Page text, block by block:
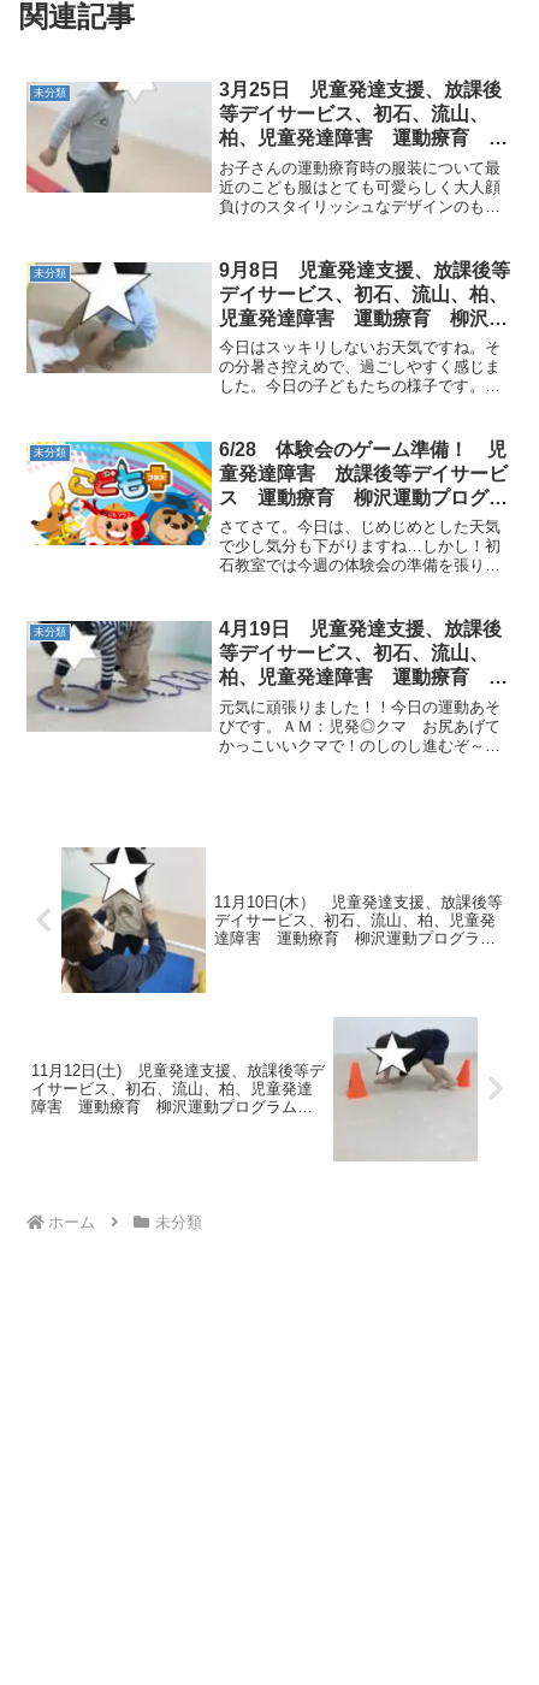
関連記事
未分類
3月25日 児童発達支援、放課後
等デイサービス、初石、流山、
柏、児童発達障害 運動療育 柳
沢運動プログラム こども発達気
になる 発達障害 放デ
お子さんの運動療育時の服装について最
近のこども服はとても可愛らしく大人顔
負けのスタイリッシュなデザインのもの
出掛けの際に着用するのは良いとおもい
ますが運動療育を行う際は...
未分類
9月8日 児童発達支援、放課後等
デイサービス、初石、流山、柏、
児童発達障害 運動療育 柳沢運
動プログラム こども発達気にな
る 発達障害 放デイ 自閉症
ADHD アスペルガー症候群
今日はスッキリしないお天気ですね。そ
の分暑さ控えめで、過ごしやすく感じま
した。今日の子どもたちの様子です。
上げて上手に進みました。平均台では赤
色のカップを上手に避けて...
未分類
6/28 体験会のゲーム準備！ 児
童発達障害 放課後等デイサービ
ス 運動療育 柳沢運動プログラ
ム こどもプラス（児童発達支
援 放課後等デイサービス 発
達気になる 発達障害 放デイ
スペルガー症候群）発達障害 流
山市 柏市
さてさて。今日は、じめじめとした天気
で少し気分も下がりますね…しかし！初
石教室では今週の体験会の準備を張り切
しんでもらえたら嬉しいです♡♡もちろ
ん！！！景品も用意してあ...
未分類
4月19日 児童発達支援、放課後
等デイサービス、初石、流山、
柏、児童発達障害 運動療育 柳
沢運動プログラム こども発達気
になる 発達障害 放デ
元気に頑張りました！！今日の運動あそ
びです。ＡＭ：児発◎クマ お尻あげて
かっこいいクマで！のしのし進むぞ～
11月10日(木） 児童発達支援、放課後等
デイサービス、初石、流山、柏、児童発
達障害 運動療育 柳沢運動プログラ
11月12日(土) 児童発達支援、放課後等デ
イサービス、初石、流山、柏、児童発達
障害 運動療育 柳沢運動プログラム
ホーム 未分類